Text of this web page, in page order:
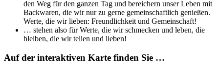
den Weg für den ganzen Tag und bereichern unser Leben mit
Backwaren, die wir nur zu gerne gemeinschaftlich genießen.
Werte, die wir lieben: Freundlichkeit und Gemeinschaft!
… stehen also für Werte, die wir schmecken und leben, die
bleiben, die wir teilen und lieben!
Auf der interaktiven Karte finden Sie …